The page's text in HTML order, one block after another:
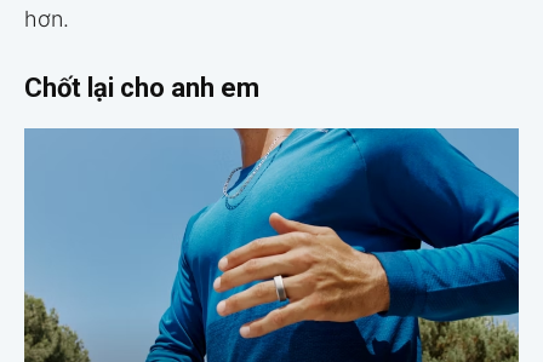
hơn.
Chốt lại cho anh em